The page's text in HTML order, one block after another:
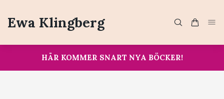
Ewa Klingberg
HÄR KOMMER SNART NYA BÖCKER!